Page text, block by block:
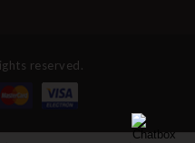
reserved.